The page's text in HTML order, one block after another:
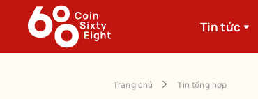
Tin tức
Trang chủ Tin tổng hợp